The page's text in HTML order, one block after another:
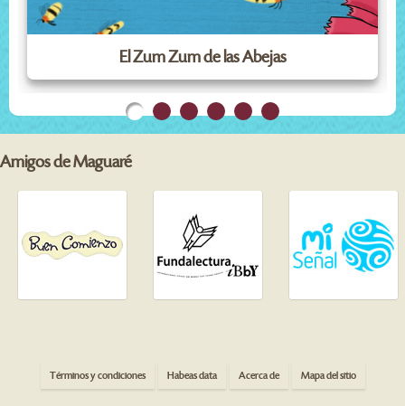
El Zum Zum de las Abejas
Amigos de Maguaré
Términos y condiciones Habeas data Acerca de Mapa del sitio